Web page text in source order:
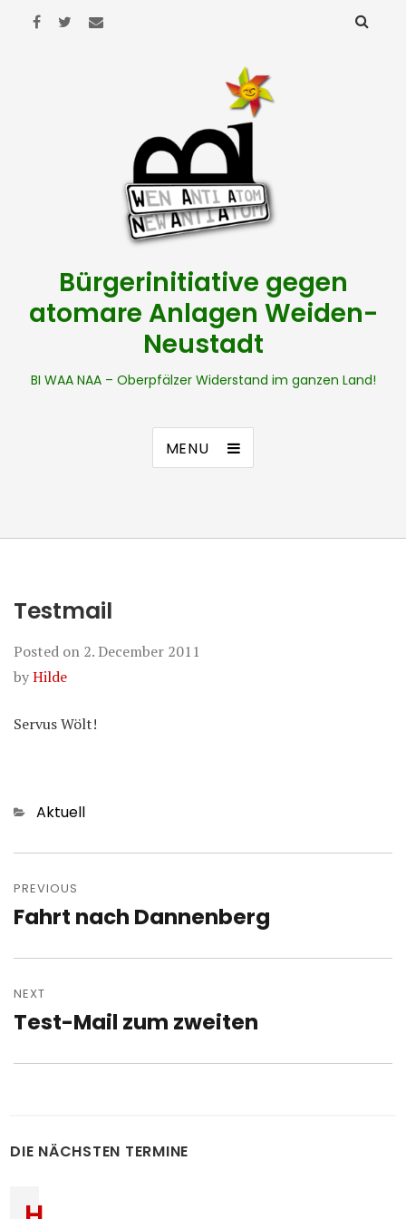
Bürgerinitiative gegen
atomare Anlagen Weiden-
Neustadt
BI WAA NAA – Oberpfälzer Widerstand im ganzen Land!
MENU
Testmail
Posted on 2. December 2011
byHilde
Servus Wölt!
Categories
Aktuell
navigation
PREVIOUS
Previous
Fahrt nach Dannenberg
NEXT
Next
Test-Mail zum zweiten
DIE NÄCHSTEN TERMINE